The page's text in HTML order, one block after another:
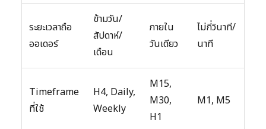
ระยะเวลาถือ
ออเดอร์
ข้ามวัน/
สัปดาห์/
เดือน
ภายใน
วันเดียว
ไม่กี่วินาที/
นาที
Timeframe
ที่ใช้
H4, Daily,
Weekly
M15,
M30,
H1
M1, M5